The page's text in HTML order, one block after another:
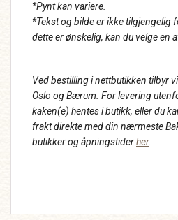
*Pynt kan variere.
*Tekst og bilde er ikke tilgjengelig
dette er ønskelig, kan du velge en
Ved bestilling i nettbutikken tilbyr
Oslo og Bærum. For levering
kaken(e) hentes i butikk, eller du
frakt direkte med din nærmeste
butikker og åpningstiderher.